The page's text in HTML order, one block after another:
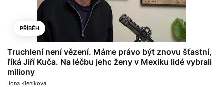
PŘÍBĚH
Truchlení není vězení. Máme právo být znovu šťastní,
říká Jiří Kuča. Na léčbu jeho ženy v Mexiku lidé vybrali
miliony
Ilona Kleníková